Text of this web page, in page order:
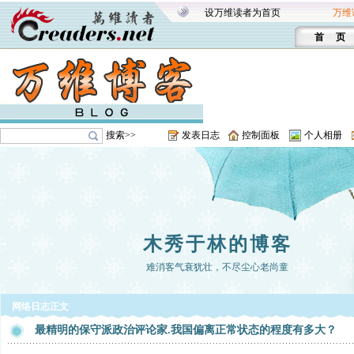
设万维读者为首页 万维
首 页
搜索>> 发表日志 控制面板 个人相册
木秀于林的博客
难消客气衰犹壮，不尽尘心老尚童
网络日志正文
最精明的保守派政治评论家.我国偏离正常状态的程度有多大？